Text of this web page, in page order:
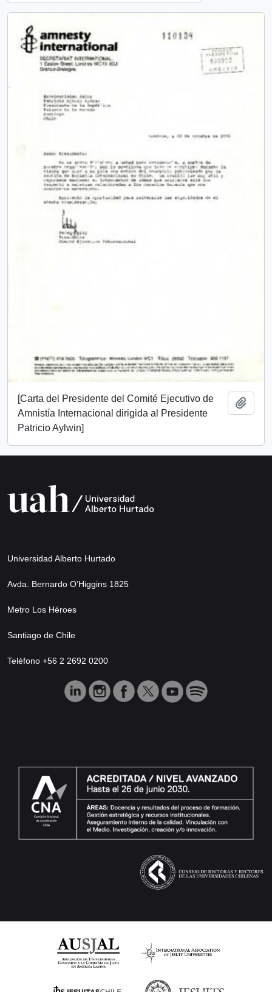
[Carta del Presidente del Comité Ejecutivo de
Amnistía Internacional dirigida al Presidente
Patricio Aylwin]
Universidad Alberto Hurtado
Avda. Bernardo O’Higgins 1825
Metro Los Héroes
Santiago de Chile
Teléfono +56 2 2692 0200